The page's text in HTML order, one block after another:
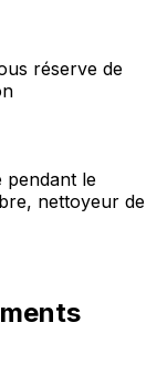
réserve de
pendant le
nettoyeur de